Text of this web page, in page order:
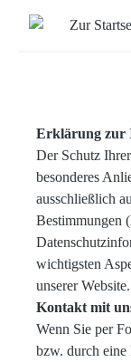
Zum Hauptinhalt
Erklärung zur
Der Schutz
besonderes
ausschließlich
Bestimmungen
wichtigsten
unserer Website.
Kontakt mit
Wenn Sie per
bzw. durch